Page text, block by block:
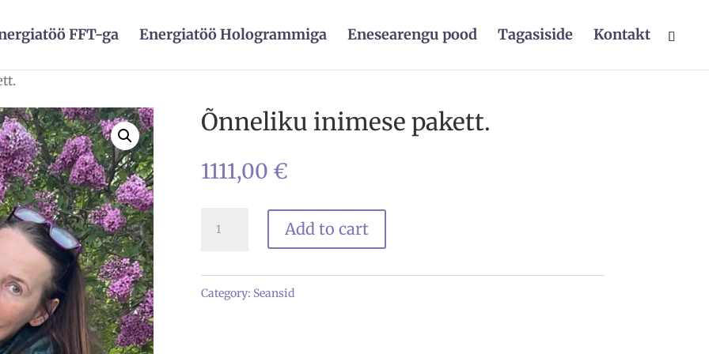
FFT-ga Energiatöö Hologrammiga Enesearengu pood Tagasiside Kontakt
Õnneliku inimese pakett.
1111,00 €
quantity
Add to cart
Category: Seansid